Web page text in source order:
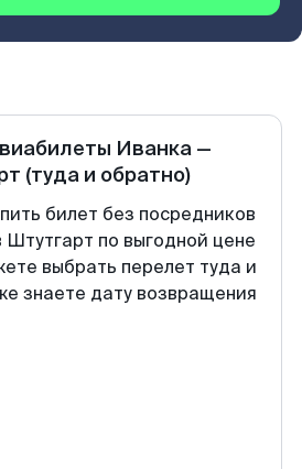
Иванка —
(туда и обратно)
билет без посредников
Штутгарт по выгодной цене
выбрать перелет туда и
знаете дату возвращения